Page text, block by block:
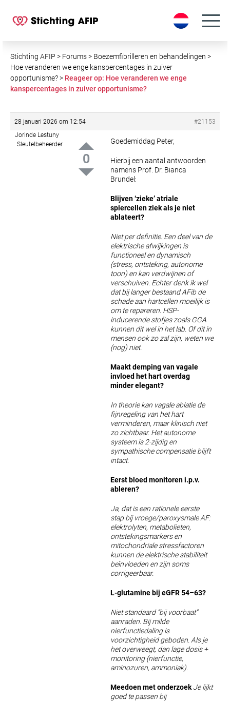
Stichting AFIP > Forums> Boezemfibrilleren en behandelingen >
Hoe veranderen we enge kanspercentages in zuiver
opportunisme?> Reageer op: Hoe veranderen we enge
kanspercentages in zuiver opportunisme?
28 januari 2026 om 12:54
#21153
Jorinde Lestuny
Sleutelbeheerder
0
Goedemiddag Peter,
Hierbij een aantal antwoorden
namens Prof. Dr. Bianca
Brundel:
Blijven ‘zieke’ atriale
spiercellen ziek als je niet
ablateert?
Niet per definitie. Een deel van de
elektrische afwijkingen is
functioneel en dynamisch
(stress, ontsteking, autonome
toon) en kan verdwijnen of
verschuiven. Echter denk ik wel
dat bij langer bestaand AFib de
schade aan hartcellen moeilijk is
om te repareren. HSP-
inducerende stofjes zoals GGA
kunnen dit wel in het lab. Of dit in
mensen ook zo zal zijn, weten we
(nog) niet.
Maakt demping van vagale
invloed het hart overdag
minder elegant?
In theorie kan vagale ablatie de
fijnregeling van het hart
verminderen, maar klinisch niet
zo zichtbaar. Het autonome
systeem is 2-zijdig en
sympathische compensatie blijft
intact.
Eerst bloed monitoren i.p.v.
ableren?
Ja, dat is een rationele eerste
stap bij vroege/paroxysmale AF:
elektrolyten, metabolieten,
ontstekingsmarkers en
mitochondriale stressfactoren
kunnen de elektrische stabiliteit
beïnvloeden en zijn soms
corrigeerbaar.
L-glutamine bij eGFR 54–63?
Niet standaard “bij voorbaat”
aanraden. Bij milde
nierfunctiedaling is
voorzichtigheid geboden. Als je
het overweegt, dan lage dosis +
monitoring (nierfunctie,
aminozuren, ammoniak).
Meedoen met onderzoek Je lijkt
goed te passen bij